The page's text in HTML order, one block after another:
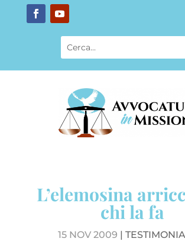
L’elemosina
chi la fa
15 NOV 2009 |